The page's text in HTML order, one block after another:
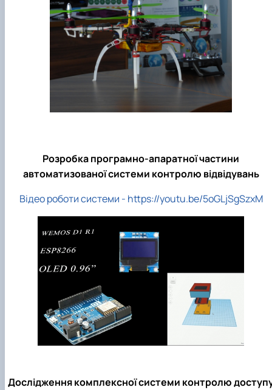
Розробка програмно-апаратної частини
автоматизованої системи контролю відвідувань
Відео роботи системи - https://youtu.be/5oGLjSgSzxM
Дослідження комплексної системи контролю